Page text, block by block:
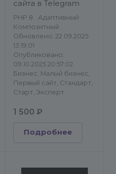
сайта в Telegram
PHP 8
Адаптивный
Композитный
Обновлено: 22.09.2025
13:19:01
Опубликовано:
09.10.2025 20:57:02
Бизнес, Малый бизнес,
Первый сайт, Стандарт,
Старт, Эксперт
1 500 ₽
Подробнее